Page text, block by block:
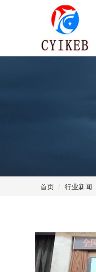
首页 行业新闻